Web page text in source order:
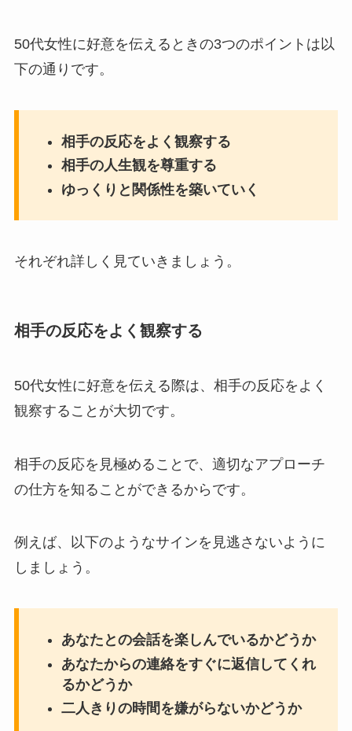
50代女性に好意を伝えるときの3つのポイントは以
下の通りです。
相手の反応をよく観察する
相手の人生観を尊重する
ゆっくりと関係性を築いていく
それぞれ詳しく見ていきましょう。
相手の反応をよく観察する
50代女性に好意を伝える際は、相手の反応をよく
観察することが大切です。
相手の反応を見極めることで、適切なアプローチ
の仕方を知ることができるからです。
例えば、以下のようなサインを見逃さないように
しましょう。
あなたとの会話を楽しんでいるかどうか
あなたからの連絡をすぐに返信してくれ
るかどうか
二人きりの時間を嫌がらないかどうか